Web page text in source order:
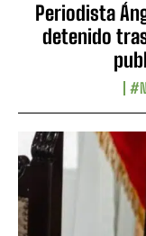
Periodista
detenido